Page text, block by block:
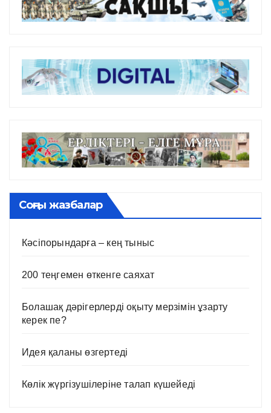
Соңғы жазбалар
Кәсіпорындарға – кең тыныс
200 теңгемен өткенге саяхат
Болашақ дәрігерлерді оқыту мерзімін ұзарту
керек пе?
Идея қаланы өзгертеді
Көлік жүргізушілеріне талап күшейеді